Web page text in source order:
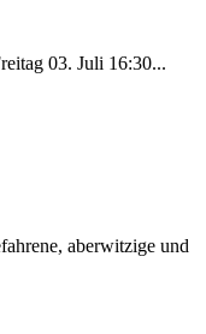
03. Juli 16:30...
aberwitzige und